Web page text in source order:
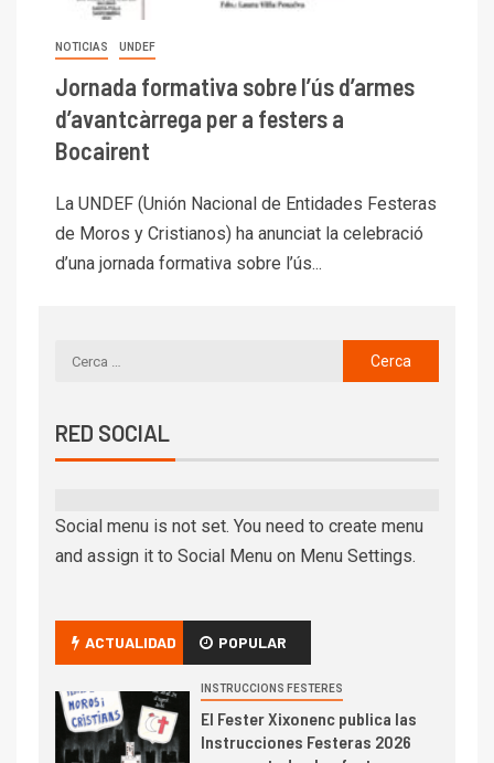
NOTICIAS UNDEF
Jornada formativa sobre l’ús d’armes
d’avantcàrrega per a festers a
Bocairent
La UNDEF (Unión Nacional de Entidades Festeras
de Moros y Cristianos) ha anunciat la celebració
d’una jornada formativa sobre l’ús...
RED SOCIAL
Social menu is not set. You need to create menu
and assign it to Social Menu on Menu Settings.
ACTUALIDAD POPULAR
INSTRUCCIONS FESTERES
El Fester Xixonenc publica las
Instrucciones Festeras 2026